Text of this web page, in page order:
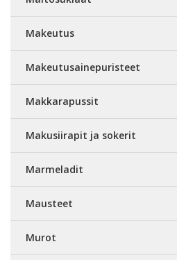
Makeutus
Makeutusainepuristeet
Makkarapussit
Makusiirapit ja sokerit
Marmeladit
Mausteet
Murot